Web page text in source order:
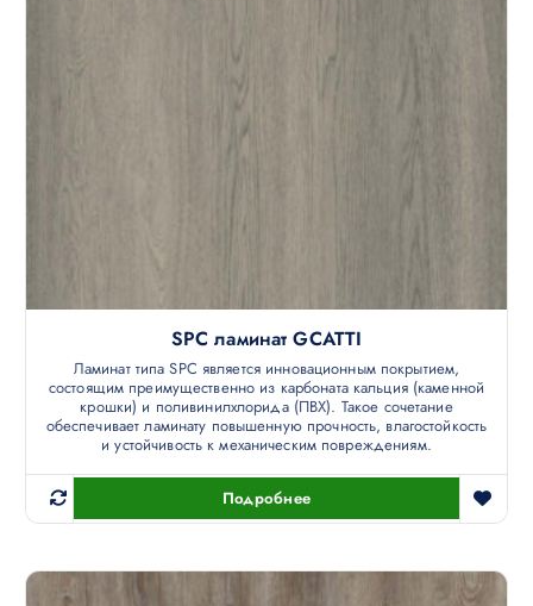
SPC ламинат GCATTI
Ламинат типа SPC является инновационным покрытием,
состоящим преимущественно из карбоната кальция (каменной
крошки) и поливинилхлорида (ПВХ). Такое сочетание
обеспечивает ламинату повышенную прочность, влагостойкость
и устойчивость к механическим повреждениям.
Подробнее